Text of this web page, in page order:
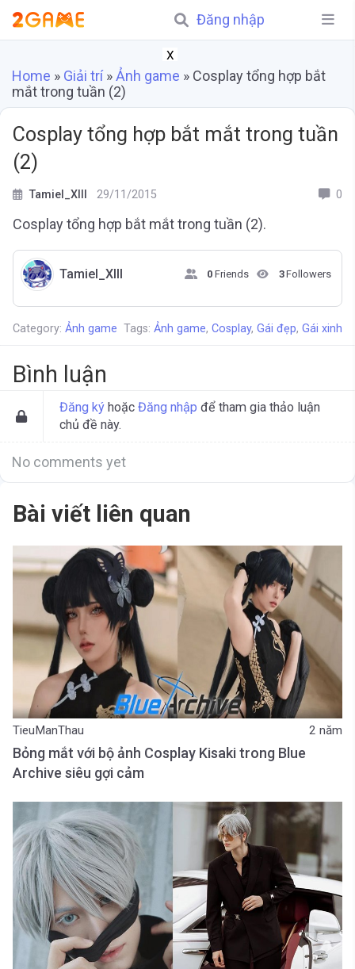
Đăng nhập
X
Home » Giải trí»Ảnh game » Cosplay tổng hợp bắt
mắt trong tuần (2)
Cosplay tổng hợp bắt mắt trong tuần
(2)
Tamiel_XIII 29/11/2015 0
Cosplay tổng hợp bắt mắt trong tuần (2).
Tamiel_XIII 0 Friends 3Followers
Category: Ảnh game Tags: Ảnh game, Cosplay, Gái đẹp, Gái xinh
Bình luận
Đăng ký hoặc Đăng nhập để tham gia thảo luận
chủ đề này.
No comments yet
Bài viết liên quan
TieuManThau 2 năm
Bỏng mắt với bộ ảnh Cosplay Kisaki trong Blue
Archive siêu gợi cảm